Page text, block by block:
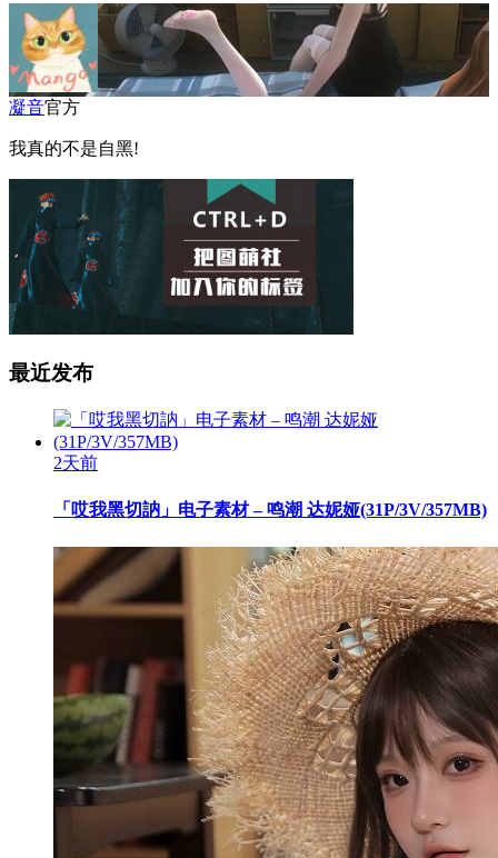
凝音官方
我真的不是自黑!
最近发布
2天前
「哎我黑切訥」电子素材 – 鸣潮 达妮娅(31P/3V/357MB)